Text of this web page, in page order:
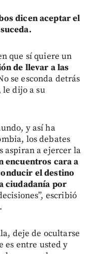
dicen aceptar el
que sí quiere un
de llevar a las
se esconda detrás
le dijo a su
y así ha
los debates
aspiran a ejercer la
encuentros cara a
el destino
ciudadanía por
escribió
deje de ocultarse
es entre usted y